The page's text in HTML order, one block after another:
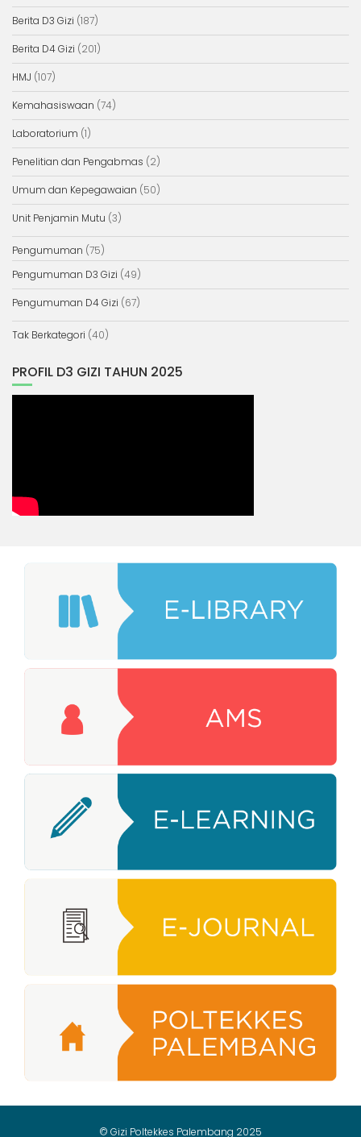
Berita D3 Gizi (187)
Berita D4 Gizi (201)
HMJ (107)
Kemahasiswaan (74)
Laboratorium (1)
Penelitian dan Pengabmas (2)
Umum dan Kepegawaian (50)
Unit Penjamin Mutu (3)
Pengumuman (75)
Pengumuman D3 Gizi (49)
Pengumuman D4 Gizi (67)
Tak Berkategori (40)
PROFIL D3 GIZI TAHUN 2025
© Gizi Poltekkes Palembang 2025